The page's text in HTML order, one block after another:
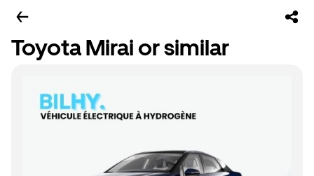
Toyota Mirai or similar